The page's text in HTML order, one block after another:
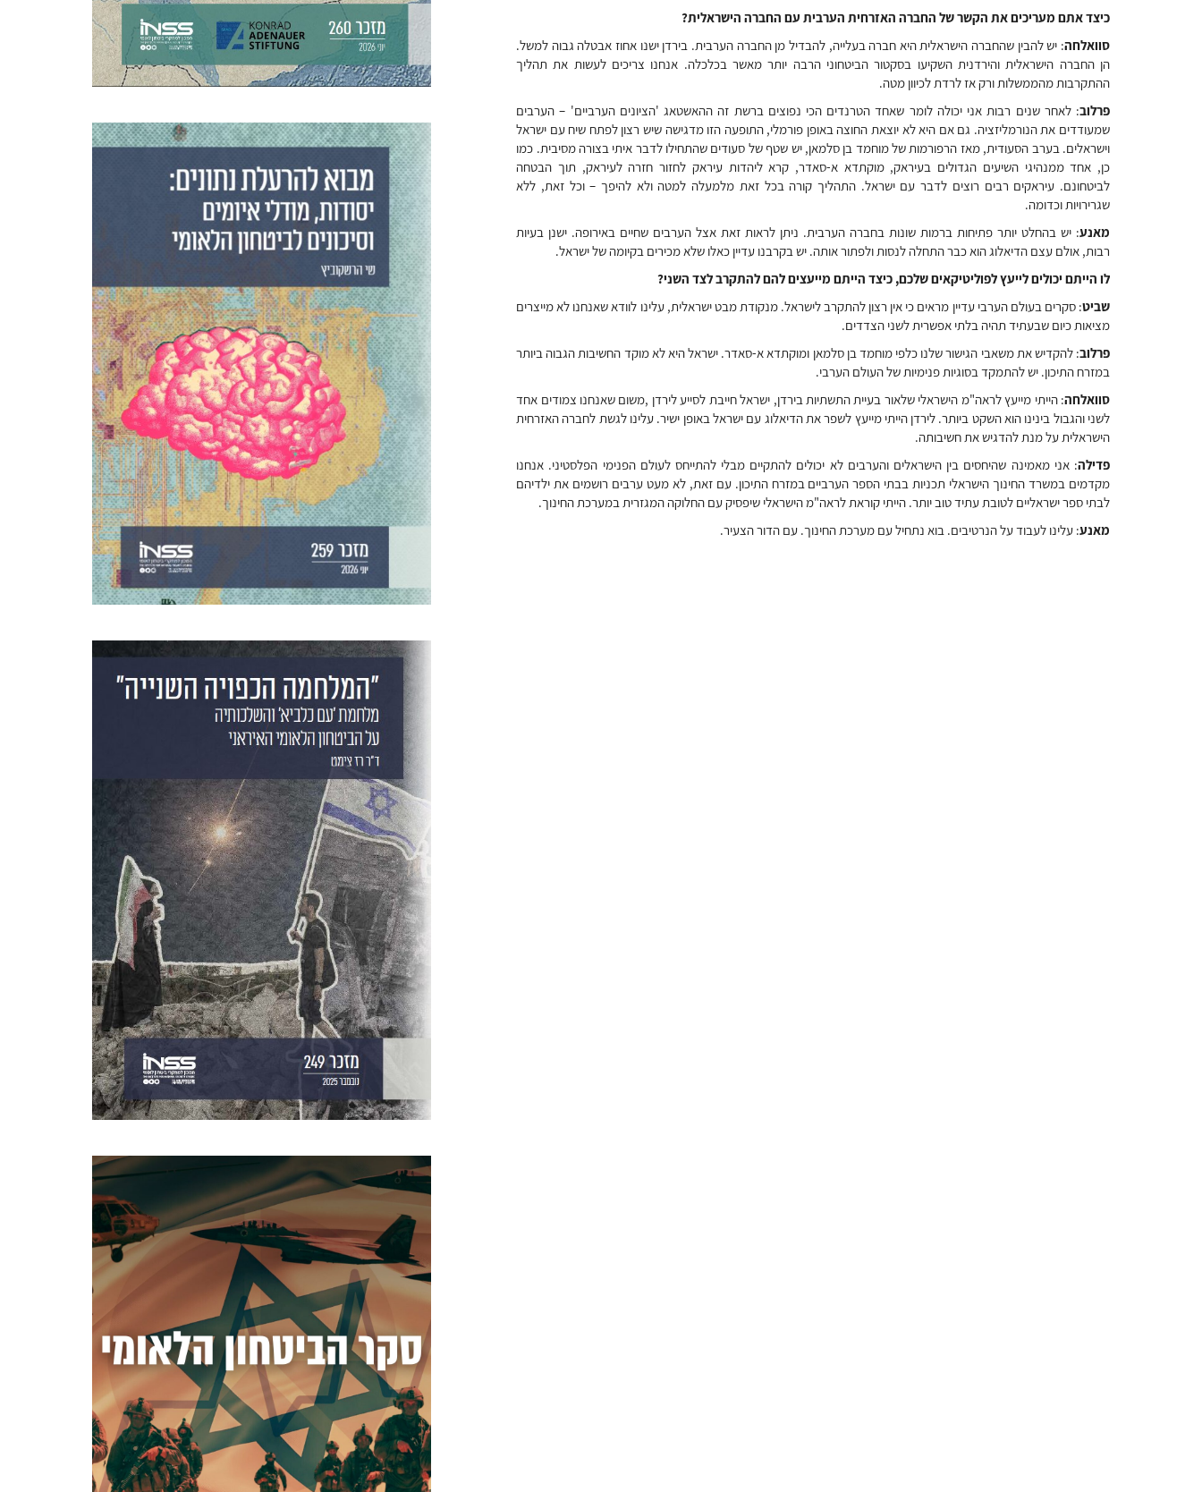
כיצד אתם מעריכים את הקשר של החברה האזרחית הערבית עם החברה הישראלית?
סוואלחה: יש להבין שהחברה הישראלית היא חברה בעלייה, להבדיל מן החברה הערבית. בירדן ישנו אחוז אבטלה גבוה למשל.
הן החברה הישראלית והירדנית השקיעו בסקטור הביטחוני הרבה יותר מאשר בכלכלה. אנחנו צריכים לעשות את תהליך
ההתקרבות מהממשלות ורק אז לרדת לכיוון מטה.
פרלוב: לאחר שנים רבות אני יכולה לומר שאחד הטרנדים הכי נפוצים ברשת זה ההאשטאג 'הציונים הערביים' – הערבים
שמעודדים את הנורמליזציה. גם אם היא לא יוצאת החוצה באופן פורמלי, התופעה הזו מדגישה שיש רצון לפתח שיח עם ישראל
וישראלים. בערב הסעודית, מאז הרפורמות של מוחמד בן סלמאן, יש שטף של סעודים שהתחילו לדבר איתי בצורה מסיבית. כמו
כן, אחד ממנהיגי השיעים הגדולים בעיראק, מוקתדא א-סאדר, קרא ליהדות עיראק לחזור חזרה לעיראק, תוך הבטחה
לביטחונם. עיראקים רבים רוצים לדבר עם ישראל. התהליך קורה בכל זאת מלמעלה למטה ולא להיפך – וכל זאת, ללא
שגרירויות וכדומה.
מאנע: יש בהחלט יותר פתיחות ברמות שונות בחברה הערבית. ניתן לראות זאת אצל הערבים שחיים באירופה. ישנן בעיות
רבות, אולם עצם הדיאלוג הוא כבר התחלה לנסות ולפתור אותה. יש בקרבנו עדיין כאלו שלא מכירים בקיומה של ישראל.
לו הייתם יכולים לייעץ לפוליטיקאים שלכם, כיצד הייתם מייעצים להם להתקרב לצד השני?
שביט: סקרים בעולם הערבי עדיין מראים כי אין רצון להתקרב לישראל. מנקודת מבט ישראלית, עלינו לוודא שאנחנו לא מייצרים
מציאות כיום שבעתיד תהיה בלתי אפשרית לשני הצדדים.
פרלוב: להקדיש את משאבי הגישור שלנו כלפי מוחמד בן סלמאן ומוקתדא א-סאדר. ישראל היא לא מוקד החשיבות הגבוה ביותר
במזרח התיכון. יש להתמקד בסוגיות פנימיות של העולם הערבי.
סוואלחה: הייתי מייעץ לראה"מ הישראלי שלאור בעיית התשתיות בירדן, ישראל חייבת לסייע לירדן ,משום שאנחנו צמודים אחד
לשני והגבול בינינו הוא השקט ביותר. לירדן הייתי מייעץ לשפר את הדיאלוג עם ישראל באופן ישיר. עלינו לגשת לחברה האזרחית
הישראלית על מנת להדגיש את חשיבותה.
פדילה: אני מאמינה שהיחסים בין הישראלים והערבים לא יכולים להתקיים מבלי להתייחס לעולם הפנימי הפלסטיני. אנחנו
מקדמים במשרד החינוך הישראלי תכניות בבתי הספר הערביים במזרח התיכון. עם זאת, לא מעט ערבים רושמים את ילדיהם
לבתי ספר ישראליים לטובת עתיד טוב יותר. הייתי קוראת לראה"מ הישראלי שיפסיק עם החלוקה המגזרית במערכת החינוך.
מאנע: עלינו לעבוד על הנרטיבים. בוא נתחיל עם מערכת החינוך. עם הדור הצעיר.